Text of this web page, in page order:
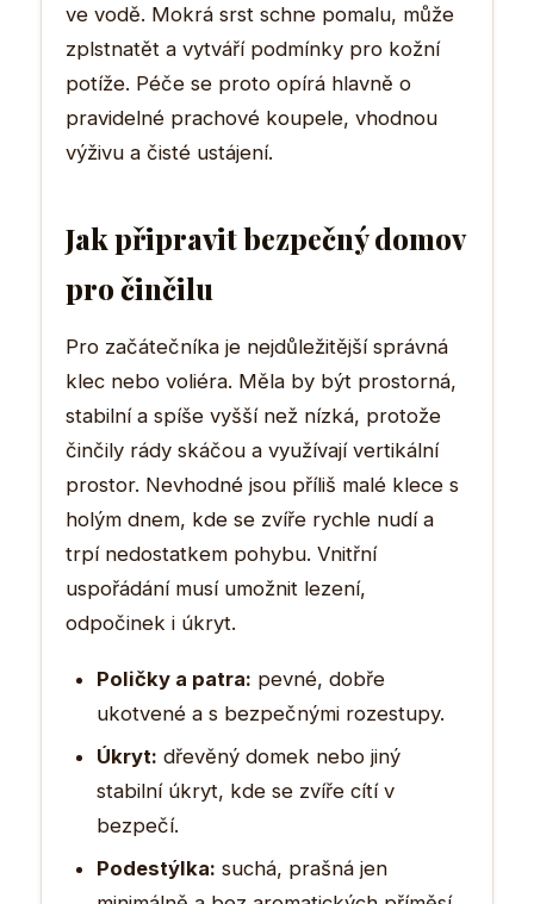
ve vodě. Mokrá srst schne pomalu, může
zplstnatět a vytváří podmínky pro kožní
potíže. Péče se proto opírá hlavně o
pravidelné prachové koupele, vhodnou
výživu a čisté ustájení.
Jak připravit bezpečný domov
pro činčilu
Pro začátečníka je nejdůležitější správná
klec nebo voliéra. Měla by být prostorná,
stabilní a spíše vyšší než nízká, protože
činčily rády skáčou a využívají vertikální
prostor. Nevhodné jsou příliš malé klece s
holým dnem, kde se zvíře rychle nudí a
trpí nedostatkem pohybu. Vnitřní
uspořádání musí umožnit lezení,
odpočinek i úkryt.
Poličky a patra: pevné, dobře
ukotvené a s bezpečnými rozestupy.
Úkryt: dřevěný domek nebo jiný
stabilní úkryt, kde se zvíře cítí v
bezpečí.
Podestýlka: suchá, prašná jen